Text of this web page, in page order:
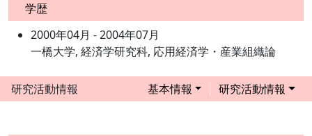
学歴
2000年04月 - 2004年07月
一橋大学, 経済学研究科, 応用経済学・産業組織論
研究活動情報 基本情報 研究活動情報